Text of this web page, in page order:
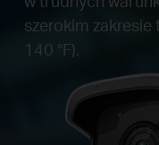
szerokim zakresie
140 °F).